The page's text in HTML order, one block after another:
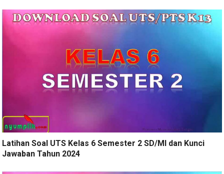
Latihan Soal UTS Kelas 6 Semester 2 SD/MI dan Kunci
Jawaban Tahun 2024